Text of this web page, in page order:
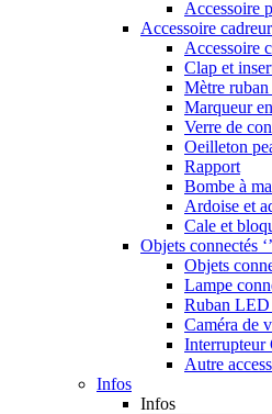
Accessoire
Accessoire
Accessoire
Clap et
Mètre
Marqueur
Verre de
Oeilleton
Rapport
Bombe à
Ardoise et
Cale et
Objets connectés
Objets
Lampe
Ruban
Caméra de
Interrupteur
Autre
Infos
Infos